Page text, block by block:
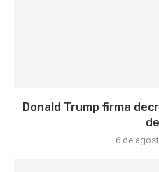
Donald Trump firma
6 de